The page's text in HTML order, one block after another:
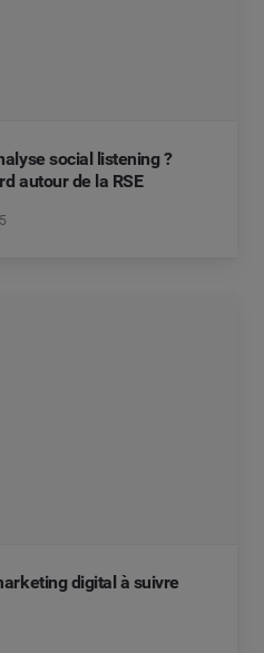
social listening ?
autour de la RSE
digital à suivre